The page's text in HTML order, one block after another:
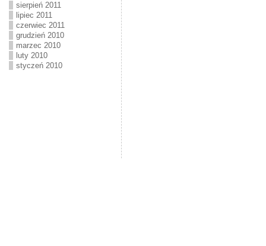
sierpień 2011
lipiec 2011
czerwiec 2011
grudzień 2010
marzec 2010
luty 2010
styczeń 2010